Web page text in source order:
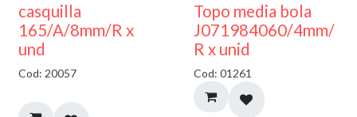
casquilla
165/A/8mm/R x
und
Cod: 20057 50% DESCUENTO
Topo media bola
J071984060/4mm/
R x unid
Cod: 01261